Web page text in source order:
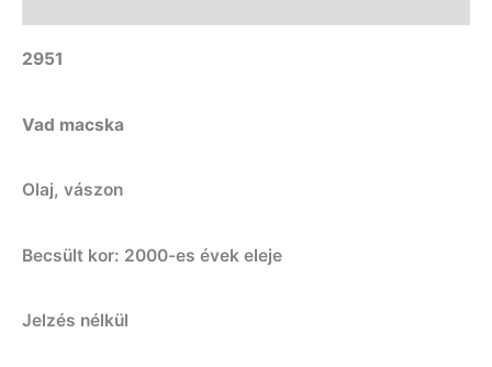
2951
Vad macska
Olaj, vászon
Becsült kor: 2000-es évek eleje
Jelzés nélkül